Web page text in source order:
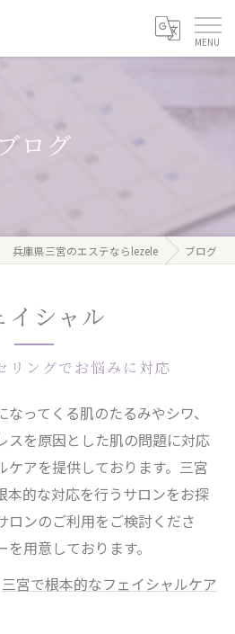
ブログ
兵庫県三宮のエステならlezele ブログ
イシャル
リングでお悩みに対応
ってくる肌のたるみやシワ、
スを原因とした肌の問題に対応
ケアを提供しております。三宮
本的な対応を行うサロンをお探
ロンのご利用をご検討くださ
用意しております。
三宮で根本的なフェイシャルケア